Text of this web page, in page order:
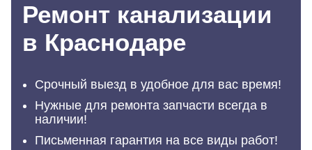
Ремонт канализации
в Краснодаре
Срочный выезд в удобное для вас время!
Нужные для ремонта запчасти всегда в
наличии!
Письменная гарантия на все виды работ!